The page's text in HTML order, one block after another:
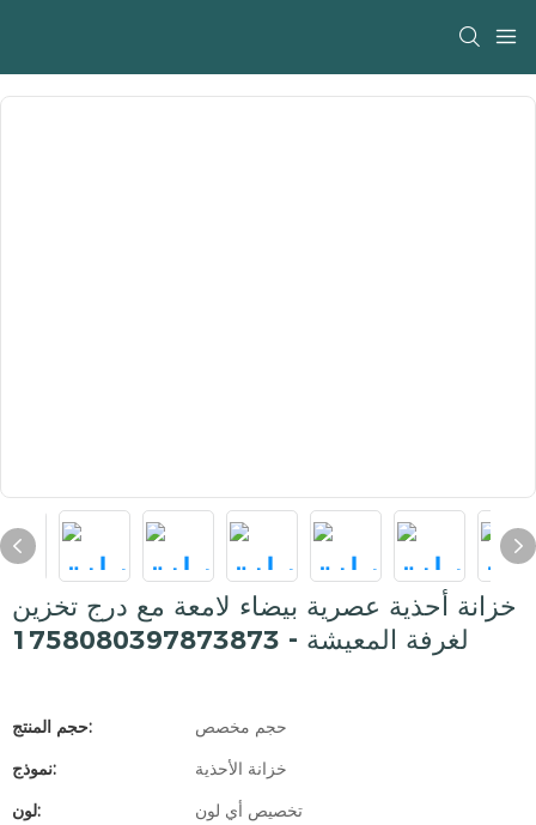
خزانة أحذية عصرية بيضاء لامعة مع درج تخزين
لغرفة المعيشة - 1758080397873873
حجم المنتج:
حجم مخصص
نموذج:
خزانة الأحذية
لون:
تخصيص أي لون